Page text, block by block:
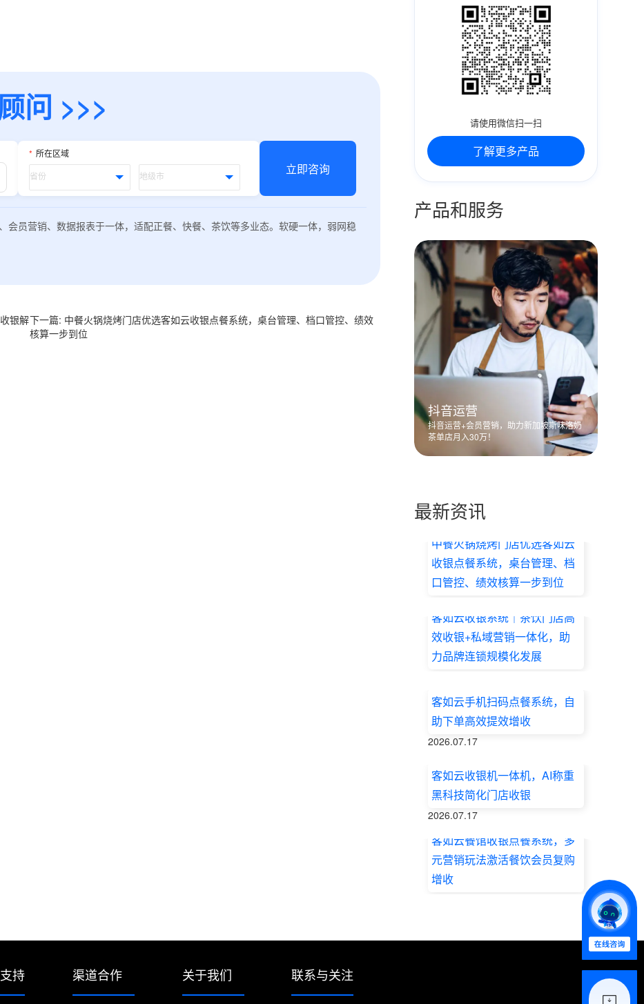
问 >>>
* 所在区域
立即咨询
会员营销、数据报表于一体，适配正餐、快餐、茶饮等多业态。软硬一体，弱网稳
银解下一篇: 中餐火锅烧烤门店优选客如云收银点餐系统，桌台管理、档口管控、绩效
核算一步到位
请使用微信扫一扫
了解更多产品
产品和服务
抖音运营
抖音运营+会员营销，助力新加坡斯味洛奶
茶单店月入30万！
最新资讯
中餐火锅烧烤门店优选客如云
收银点餐系统，桌台管理、档
口管控、绩效核算一步到位
客如云收银系统｜茶饮门店高
效收银+私域营销一体化，助
力品牌连锁规模化发展
客如云手机扫码点餐系统，自
助下单高效提效增收
2026.07.17
客如云收银机一体机，AI称重
黑科技简化门店收银
2026.07.17
客如云餐馆收银点餐系统，多
元营销玩法激活餐饮会员复购
增收
持 渠道合作 关于我们 联系与关注
系方式